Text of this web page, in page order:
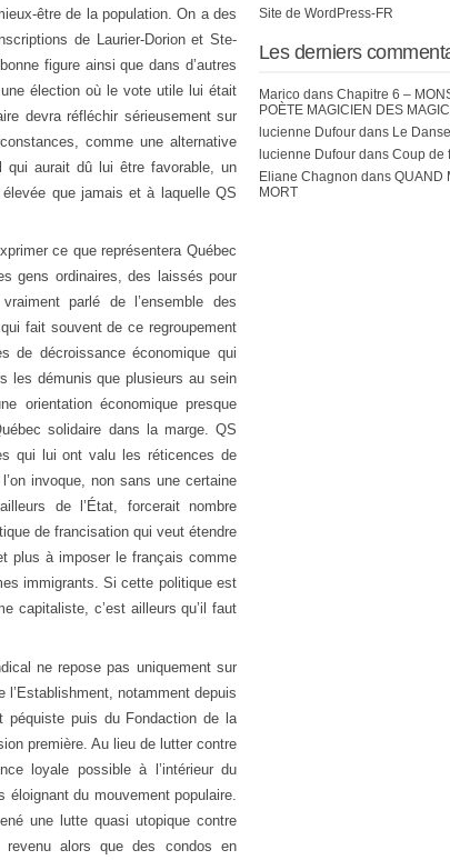
être de la population. On a des
de Laurier-Dorion et Ste-
figure ainsi que dans d’autres
élection où le vote utile lui était
devra réfléchir sérieusement sur
comme une alternative
qui aurait dû lui être favorable, un
que jamais et à laquelle QS
ce que représentera Québec
gens ordinaires, des laissés pour
parlé de l’ensemble des
fait souvent de ce regroupement
de décroissance économique qui
les démunis que plusieurs au sein
orientation économique presque
solidaire dans la marge. QS
qui lui ont valu les réticences de
invoque, non sans une certaine
de l’État, forcerait nombre
de francisation qui veut étendre
plus à imposer le français comme
immigrants. Si cette politique est
capitaliste, c’est ailleurs qu’il faut
ne repose pas uniquement sur
notamment depuis
péquiste puis du Fondaction de la
première. Au lieu de lutter contre
loyale possible à l’intérieur du
du mouvement populaire.
une lutte quasi utopique contre
revenu alors que des condos en
Site de WordPress-FR
Les derniers
Marico dans Chapitre 6 –
POÈTE MAGICIEN DES
lucienne Dufour dans Le
lucienne Dufour dans Coup de
Eliane Chagnon dans QUAND
MORT